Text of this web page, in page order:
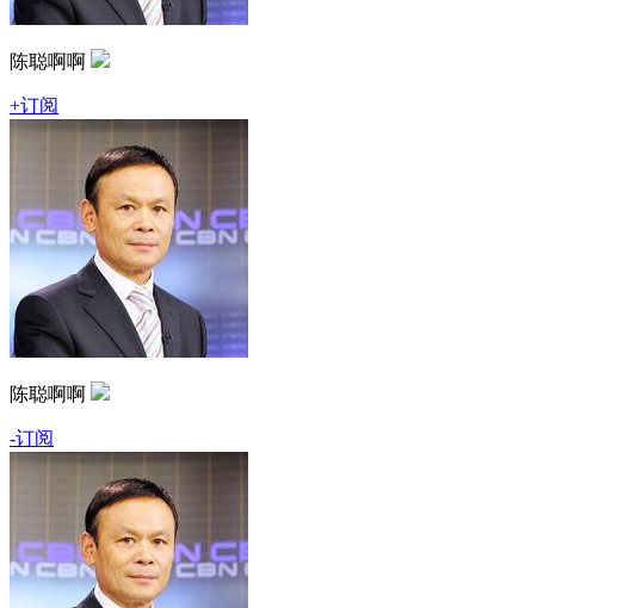
陈聪啊啊
+订阅
陈聪啊啊
-订阅